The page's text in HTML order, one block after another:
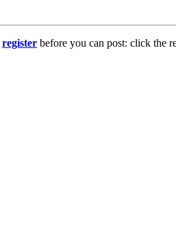
register before you can post: click the